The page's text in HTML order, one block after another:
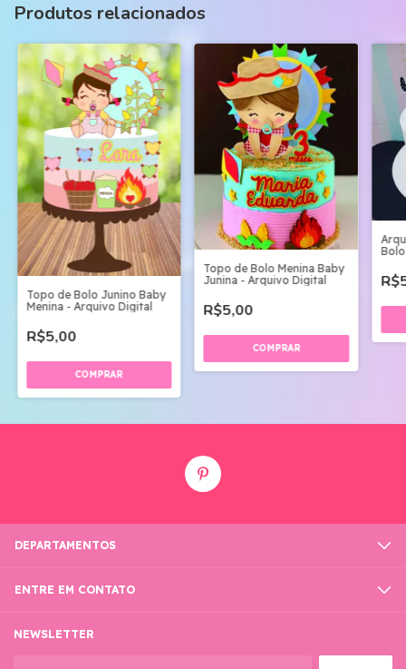
Produtos relacionados
Topo de Bolo Junino Baby
Menina - Arquivo Digital
R$5,00
Topo de Bolo Menina Baby
Junina - Arquivo Digital
R$5,00
DEPARTAMENTOS
ENTRE EM CONTATO
NEWSLETTER